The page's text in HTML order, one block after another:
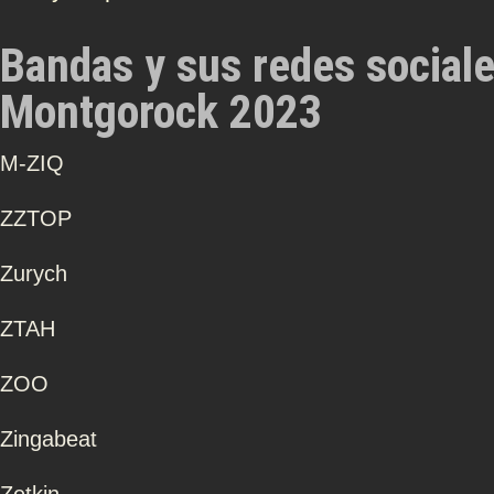
Bandas y sus redes
Montgorock 2023
Μ-ZIQ
ZZTOP
Zurych
ZTAH
ZOO
Zingabeat